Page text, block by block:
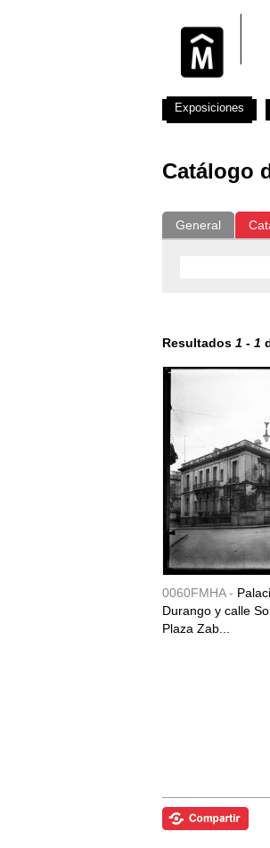
Catálogo
General
Resultados 1 - 1
0060FMHA -
Durango y calle
Plaza Zab...
Exposiciones